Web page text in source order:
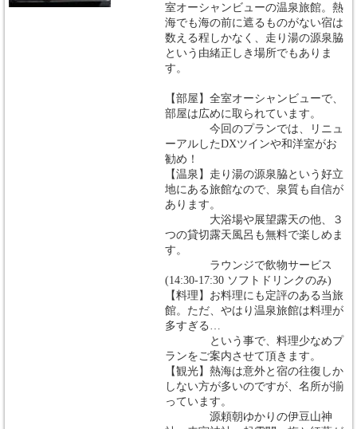
室オーシャンビューの温泉旅館。熱
海でも海の前に遮るものがない宿は
数える程しかなく、走り湯の源泉脇
という由緒正しき場所でもありま
す。
【部屋】全室オーシャンビューで、
部屋は広めに取られています。
今回のプランでは、リニュ
ーアルしたDXツインや和洋室がお
勧め！
【温泉】走り湯の源泉脇という好立
地にある旅館なので、泉質も自信が
あります。
大浴場や展望露天の他、３
つの貸切露天風呂も無料で楽しめま
す。
ラウンジで飲物サービス
(14:30-17:30 ソフトドリンクのみ)
【料理】お料理にも定評のある当旅
館。ただ、やはり温泉旅館は料理が
多すぎる…
という事で、料理少なめプ
ランをご案内させて頂きます。
【観光】熱海は意外と宿の往復しか
しない方が多いのですが、名所が揃
っています。
源頼朝ゆかりの伊豆山神